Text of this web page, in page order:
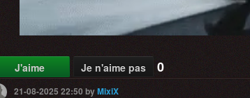
J'aime Je n'aime pas 0
21-08-2025 22:50byMixiX